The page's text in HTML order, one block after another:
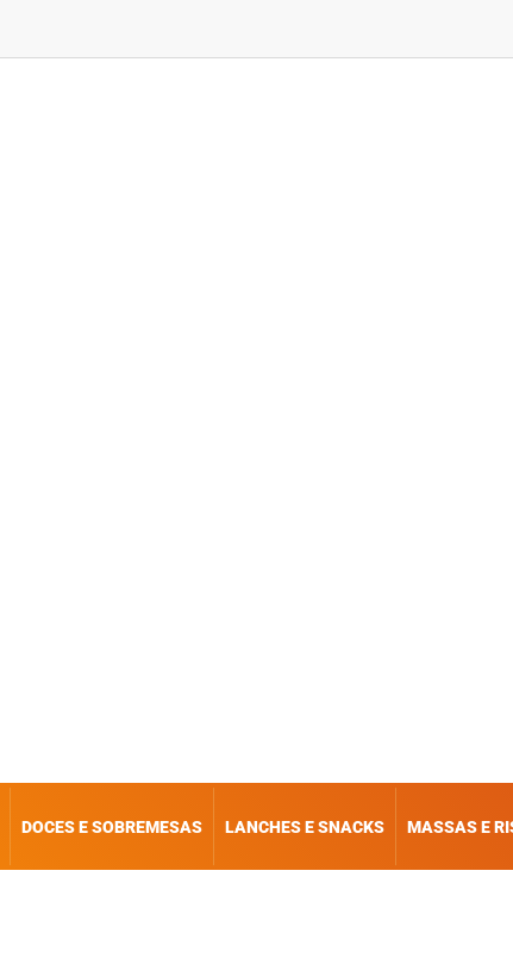
DOCES E SOBREMESAS LANCHES E SNACKS MASSAS E